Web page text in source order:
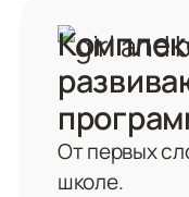
От первых
школе.